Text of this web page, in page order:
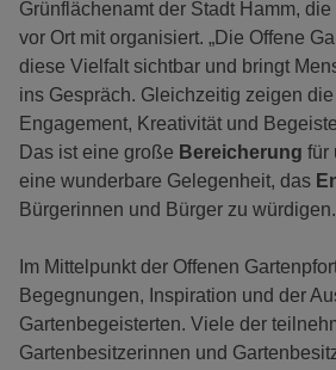
Grünflächenamt der Stadt Hamm, die
vor Ort mit organisiert. „Die Offene
diese Vielfalt sichtbar und bringt
ins Gespräch. Gleichzeitig zeigen
Engagement, Kreativität und
Das ist eine große Bereicherung für
eine wunderbare Gelegenheit, das
Bürgerinnen und Bürger zu
Im Mittelpunkt der Offenen
Begegnungen, Inspiration und der
Gartenbegeisterten. Viele der
Gartenbesitzerinnen und